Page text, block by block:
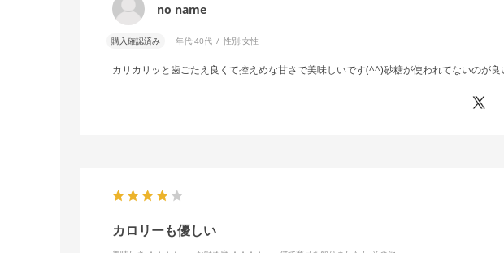
no name
購入確認済み 年代:40代 性別:女性
カリカリッと歯ごたえ良くて控えめな甘さで美味しいです(^^)砂糖が使われてないのが良
カロリーも優しい